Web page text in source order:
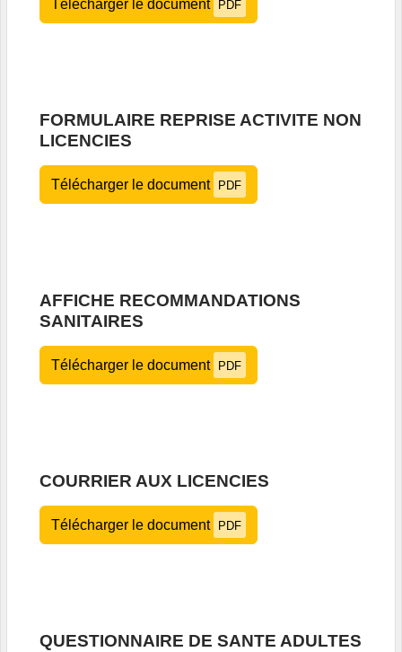
Télécharger le document PDF
FORMULAIRE REPRISE ACTIVITE NON
LICENCIES
Télécharger le document PDF
AFFICHE RECOMMANDATIONS
SANITAIRES
Télécharger le document PDF
COURRIER AUX LICENCIES
Télécharger le document PDF
QUESTIONNAIRE DE SANTE ADULTES